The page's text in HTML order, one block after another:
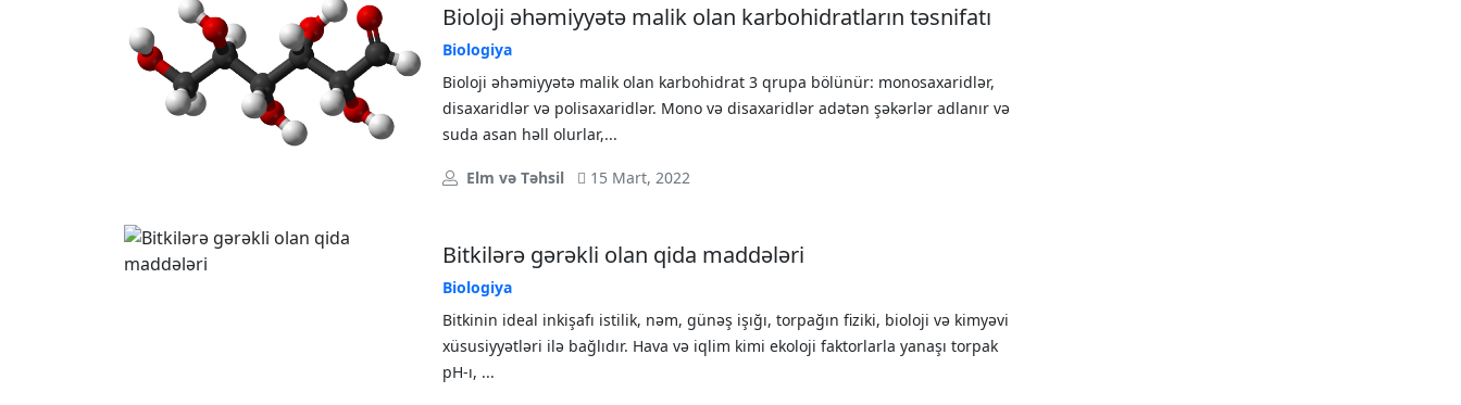
Bioloji əhəmiyyətə malik olan karbohidratların təsnifatı
Biologiya
Bioloji əhəmiyyətə malik olan karbohidrat 3 qrupa bölünür: monosaxaridlər,
disaxaridlər və polisaxaridlər. Mono və disaxaridlər adətən şəkərlər adlanır və
suda asan həll olurlar,...
Elm və Təhsil 15 Mart, 2022
Bitkilərə gərəkli olan qida maddələri
Biologiya
Bitkinin ideal inkişafı istilik, nəm, günəş işığı, torpağın fiziki, bioloji və kimyəvi
xüsusiyyətləri ilə bağlıdır. Hava və iqlim kimi ekoloji faktorlarla yanaşı torpak
pH-ı, ...